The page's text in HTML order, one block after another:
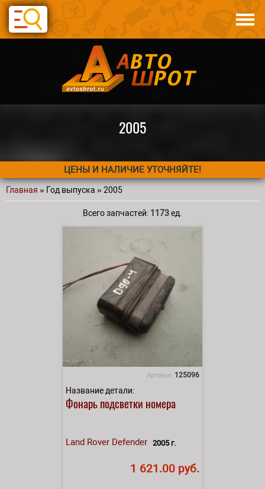
Перейти к основному содержанию
Авто по запчастям
Статьи
2005
ЦЕНЫ И НАЛИЧИЕ УТОЧНЯЙТЕ!
Вы здесь
Главная » Год выпуска » 2005
Всего запчастей: 1173ед.
Артикул: 125096
Название детали:
Фонарь подсветки номера
Land Rover Defender 2005 г.
1 621.00 руб.